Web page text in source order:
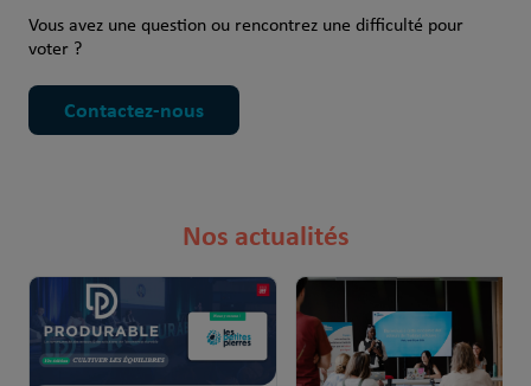
Vous avez une question ou rencontrez une difficulté pour
voter ?
Contactez-nous
Nos actualités